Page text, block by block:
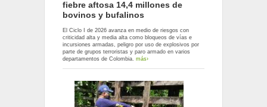
fiebre aftosa 14,4 millones de
bovinos y bufalinos
El Ciclo I de 2026 avanza en medio de riesgos con
criticidad alta y media alta como bloqueos de vías e
incursiones armadas, peligro por uso de explosivos por
parte de grupos terroristas y paro armado en varios
departamentos de Colombia. más›